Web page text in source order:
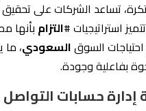
تساعد الشركات على
استراتيجيات #التزام بأنها
السوقالسعودي،
بفاعلية وجودة.
حسابات